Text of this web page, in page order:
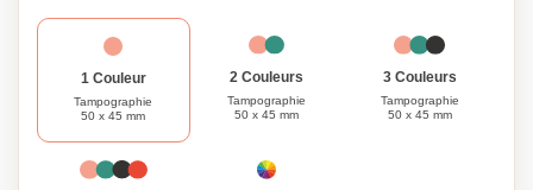
1 Couleur
Tampographie
50 x 45 mm
2 Couleurs
Tampographie
50 x 45 mm
3 Couleurs
Tampographie
50 x 45 mm